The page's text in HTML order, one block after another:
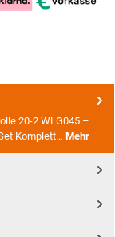
20-2 WLG045 –
Komplett… Mehr